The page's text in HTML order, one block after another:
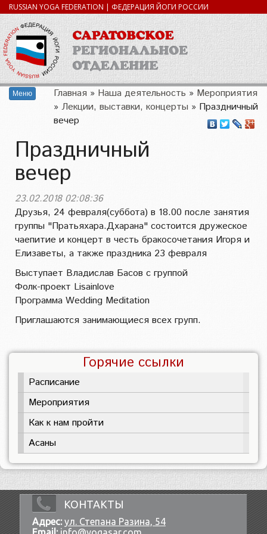
RUSSIAN YOGA FEDERATION | ФЕДЕРАЦИЯ ЙОГИ РОССИИ
Меню Главная» Наша деятельность » Мероприятия
» Лекции, выставки, концерты» Праздничный
вечер
Праздничный
вечер
23.02.2018 02:08:36
Друзья, 24 февраля(суббота) в 18.00 после занятия
группы "Пратьяхара.Дхарана" состоится дружеское
чаепитие и концерт в честь бракосочетания Игоря и
Елизаветы, а также праздника 23 февраля
Выступает Владислав Басов с группой
Фолк-проект Lisainlove
Программа Wedding Meditation
Приглашаются занимающиеся всех групп.
Горячие ссылки
Расписание
Мероприятия
Как к нам пройти
Асаны
КОНТАКТЫ
Адрес: ул. Степана Разина, 54